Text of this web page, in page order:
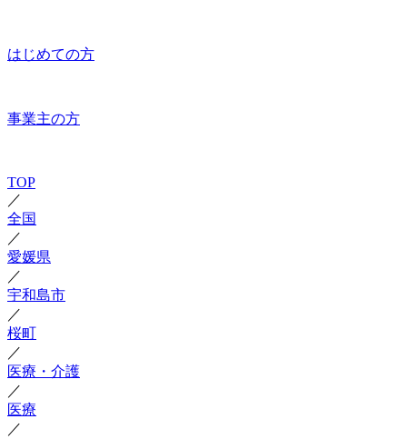
はじめての方
事業主の方
TOP
／
全国
／
愛媛県
／
宇和島市
／
桜町
／
医療・介護
／
医療
／